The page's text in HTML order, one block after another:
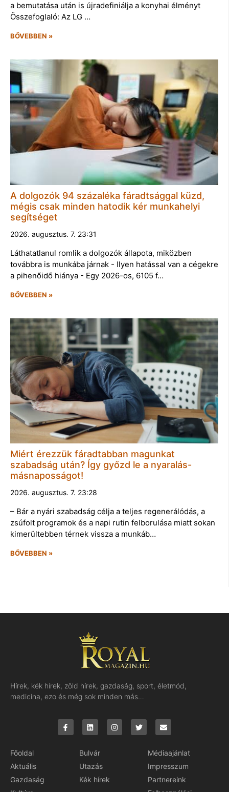
a bemutatása után is újradefiniálja a konyhai élményt
Összefoglaló: Az LG …
BŐVEBBEN »
A dolgozók 94 százaléka fáradtsággal küzd,
mégis csak minden hatodik kér munkahelyi
segítséget
2026. augusztus. 7. 23:31
Láthatatlanul romlik a dolgozók állapota, miközben
továbbra is munkába járnak - Ilyen hatással van a cégekre
a pihenőidő hiánya - Egy 2026-os, 6105 f…
BŐVEBBEN »
Miért érezzük fáradtabban magunkat
szabadság után? Így győzd le a nyaralás-
másnaposságot!
2026. augusztus. 7. 23:28
– Bár a nyári szabadság célja a teljes regenerálódás, a
zsúfolt programok és a napi rutin felborulása miatt sokan
kimerültebben térnek vissza a munkáb…
BŐVEBBEN »
Hírek, kék hírek, zöld hírek, gazdaság, sport, életmód,
medicina, ezo és még sok minden más…
Főoldal
Aktuális
Gazdaság
Bulvár
Utazás
Kék hírek
Médiaajánlat
Impresszum
Partnereink